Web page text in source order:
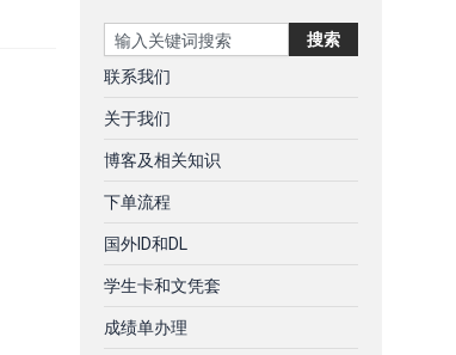
Search 搜索
联系我们
关于我们
博客及相关知识
下单流程
国外ID和DL
学生卡和文凭套
成绩单办理